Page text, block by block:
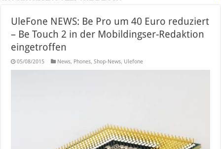
UleFone NEWS: Be Pro um 40 Euro reduziert
– Be Touch 2 in der Mobildingser-Redaktion
eingetroffen
05/08/2015 News, Phones,Shop-News, Ulefone